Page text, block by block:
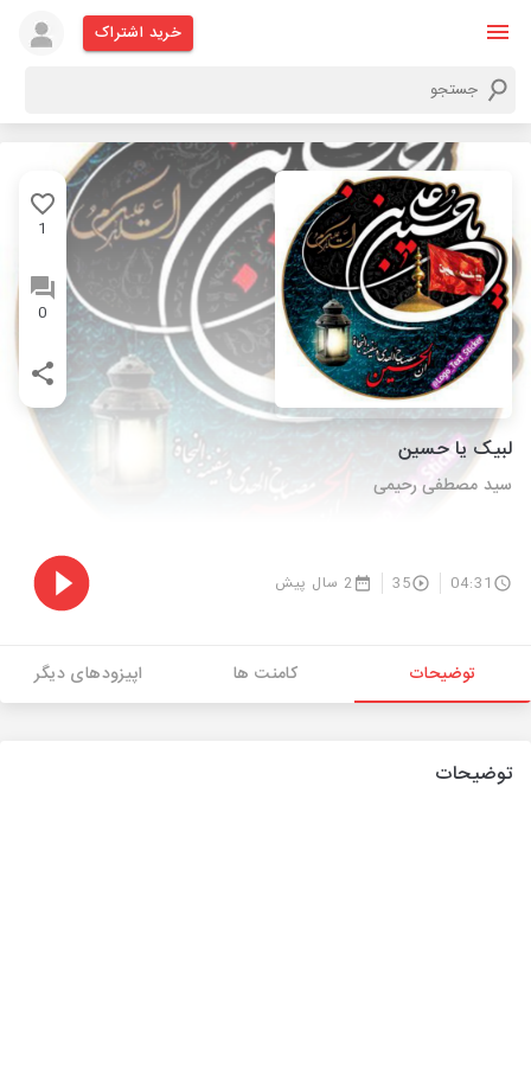
خرید اشتراک
1
0
لبیک یا حسین
سید مصطفی رحیمی
04:31
35 2 سال پیش
توضیحات کامنت ها اپیزودهای دیگر
توضیحات